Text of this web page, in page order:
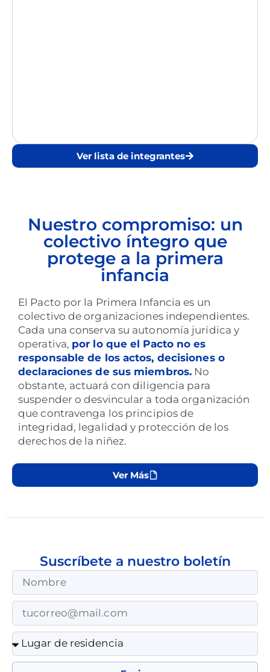
Ver lista de integrantes
Nuestro compromiso: un
colectivo íntegro que
protege a la primera
infancia
El Pacto por la Primera Infancia es un
colectivo de organizaciones independientes.
Cada una conserva su autonomía jurídica y
operativa, por lo que el Pacto no es
responsable de los actos, decisiones o
declaraciones de sus miembros. No
obstante, actuará con diligencia para
suspender o desvincular a toda organización
que contravenga los principios de
integridad, legalidad y protección de los
derechos de la niñez.
Ver Más
Suscríbete a nuestro boletín